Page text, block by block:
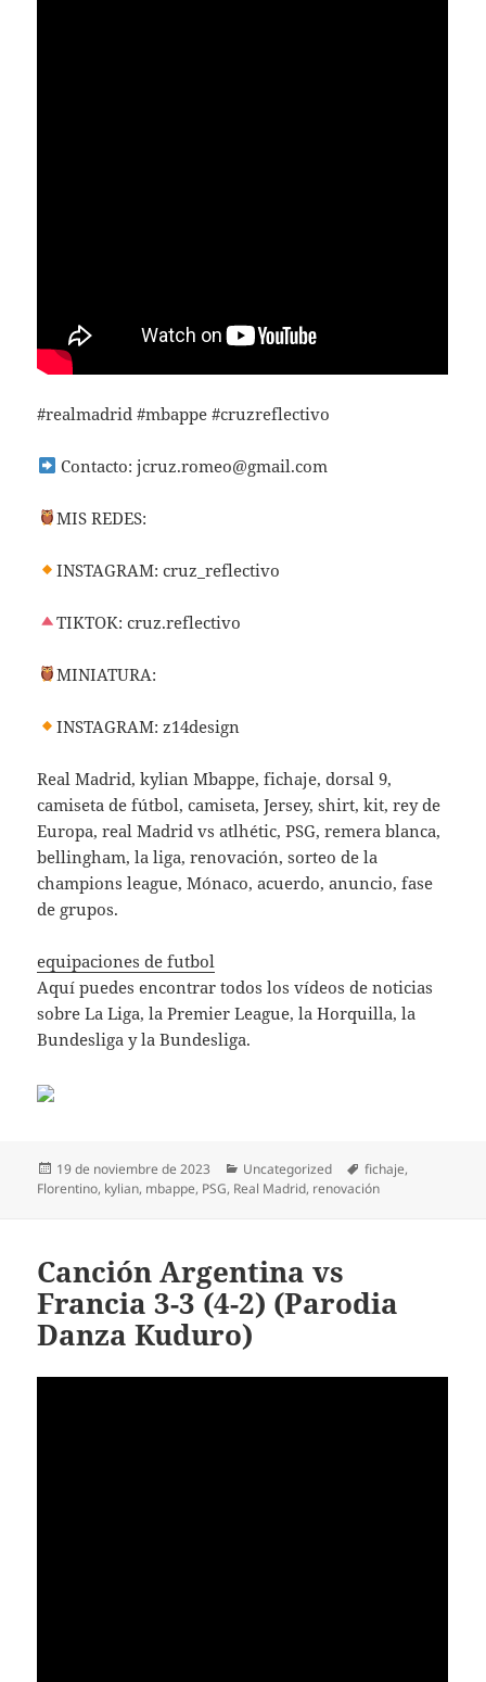
#realmadrid #mbappe #cruzreflectivo
Contacto: jcruz.romeo@gmail.com
MIS REDES:
INSTAGRAM: cruz_reflectivo
TIKTOK: cruz.reflectivo
MINIATURA:
INSTAGRAM: z14design
Real Madrid, kylian Mbappe, fichaje, dorsal 9,
camiseta de fútbol, camiseta, Jersey, shirt, kit, rey de
Europa, real Madrid vs atlhétic, PSG, remera blanca,
bellingham, la liga, renovación, sorteo de la
champions league, Mónaco, acuerdo, anuncio, fase
de grupos.
equipaciones de futbol
Aquí puedes encontrar todos los vídeos de noticias
sobre La Liga, la Premier League, la Horquilla, la
Bundesliga y la Bundesliga.
Publicado
el
19 de noviembre de 2023 Categorías
Uncategorized Etiquetas
fichaje,
Florentino, kylian, mbappe, PSG, Real Madrid, renovación
Canción Argentina vs
Francia 3-3 (4-2) (Parodia
Danza Kuduro)